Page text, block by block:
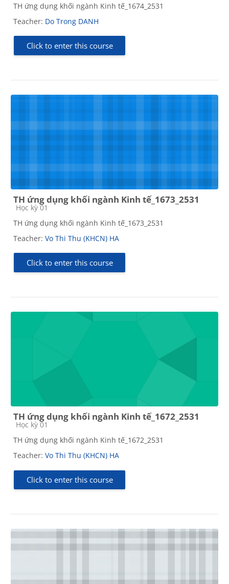
TH ứng dụng khối ngành Kinh tế_1674_2531
Teacher: Do Trong DANH
Click to enter this course
TH ứng dụng khối ngành Kinh tế_1673_2531
Course category
Học kỳ 01
TH ứng dụng khối ngành Kinh tế_1673_2531
Teacher: Vo Thi Thu (KHCN) HA
Click to enter this course
TH ứng dụng khối ngành Kinh tế_1672_2531
Course category
Học kỳ 01
TH ứng dụng khối ngành Kinh tế_1672_2531
Teacher: Vo Thi Thu (KHCN) HA
Click to enter this course